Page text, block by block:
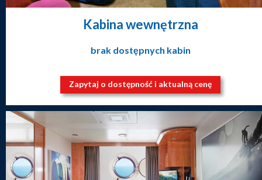
Kabina wewnętrzna
brak dostępnych kabin
Zapytaj o dostępność i aktualną cenę